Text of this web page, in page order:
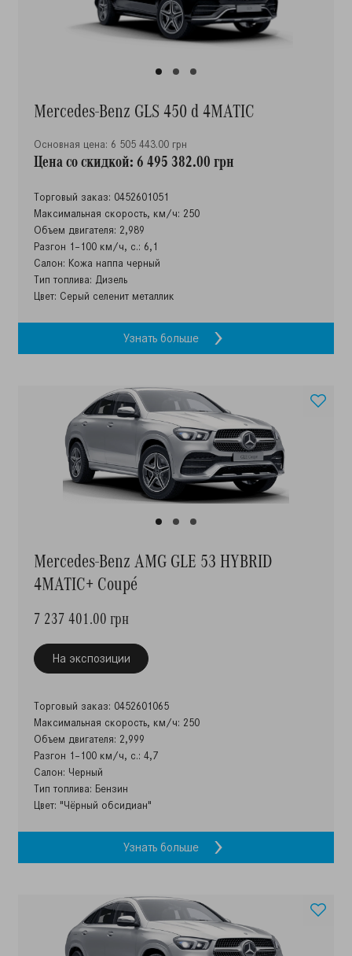
Mercedes-Benz GLS 450 d 4MATIC
Основная цена: 6 505 443.00 грн
Цена со скидкой: 6 495 382.00 грн
Торговый заказ: 0452601051
Максимальная скорость, км/ч: 250
Объем двигателя: 2,989
Разгон 1–100 км/ч, с.: 6,1
Салон: Кожа наппа черный
Тип топлива: Дизель
Цвет: Серый селенит металлик
Узнать больше
Mercedes-Benz AMG GLE 53 HYBRID
4MATIC+ Coupé
7 237 401.00 грн
На экспозиции
Торговый заказ: 0452601065
Максимальная скорость, км/ч: 250
Объем двигателя: 2,999
Разгон 1–100 км/ч, с.: 4,7
Салон: Черный
Тип топлива: Бензин
Цвет: "Чёрный обсидиан"
Узнать больше